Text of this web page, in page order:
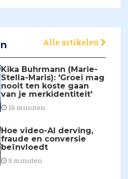
Alle artikelen
Kika Buhrmann (Marie-
Stella-Maris): 'Groei mag
nooit ten koste gaan
van je merkidentiteit'
16 minuten
Hoe video-AI derving,
fraude en conversie
beïnvloedt
5 minuten